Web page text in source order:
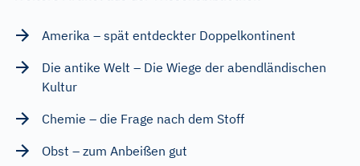
Amerika – spät entdeckter Doppelkontinent
Die antike Welt – Die Wiege der abendländischen
Kultur
Chemie – die Frage nach dem Stoff
Obst – zum Anbeißen gut